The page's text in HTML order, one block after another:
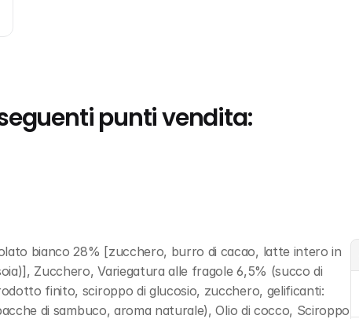
punti vendita:
bianco 28% [zucchero, burro di cacao, latte intero in
Zucchero, Variegatura alle fragole 6,5% (succo di
finito, sciroppo di glucosio, zucchero, gelificanti:
di sambuco, aroma naturale), Olio di cocco, Sciroppo